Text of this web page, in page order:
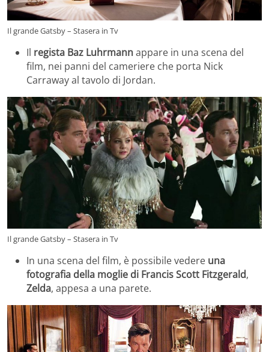
Il grande Gatsby – Stasera in Tv
Il regista Baz Luhrmannappare in una scena del
film, nei panni del cameriere che porta Nick
Carraway al tavolo di Jordan.
Il grande Gatsby – Stasera in Tv
In una scena del film, è possibile vedere una
fotografia della moglie di Francis Scott Fitzgerald,
Zelda, appesa a una parete.